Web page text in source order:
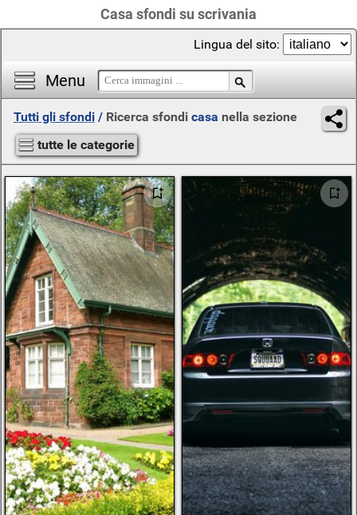
Casa sfondi su scrivania
Menu
Lingua del sito:
Tutti gli sfondi / Ricerca sfondi casa nella sezione
tutte le categorie